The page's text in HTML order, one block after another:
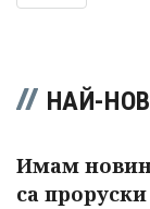
НАЙ-
Имам
са